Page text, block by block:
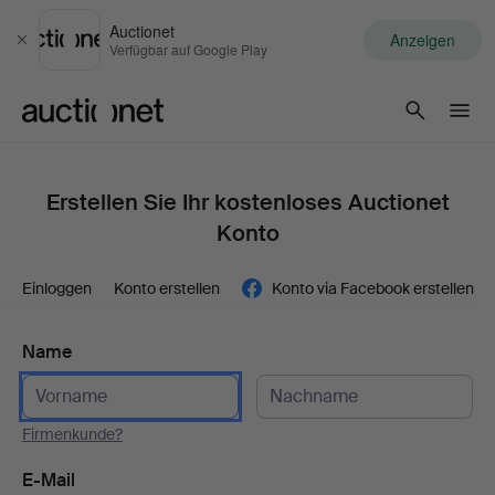
Schließen
Auctionet
Verfügbar auf Google Play Anzeigen
Erstellen Sie Ihr kostenloses Auctionet
Konto
Einloggen Konto erstellen Konto via Facebook erstellen
Name
Firmenkunde?
E-Mail